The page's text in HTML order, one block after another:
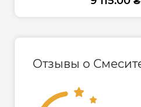
Отзывы о